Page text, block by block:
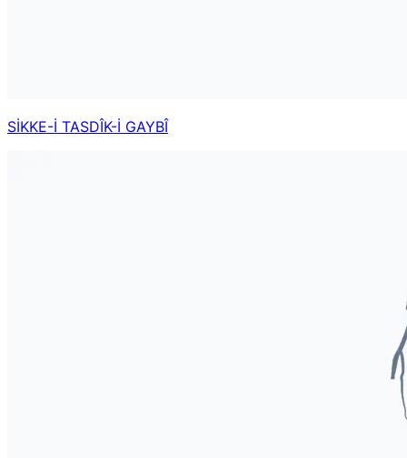
SİKKE-İ TASDÎK-İ GAYBÎ